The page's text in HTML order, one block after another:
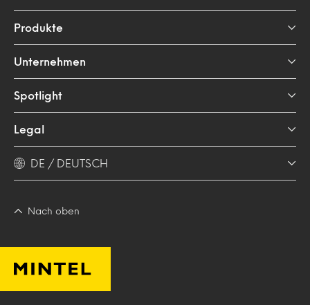
Produkte
Unternehmen
Spotlight
Legal
DE / DEUTSCH
Nach oben